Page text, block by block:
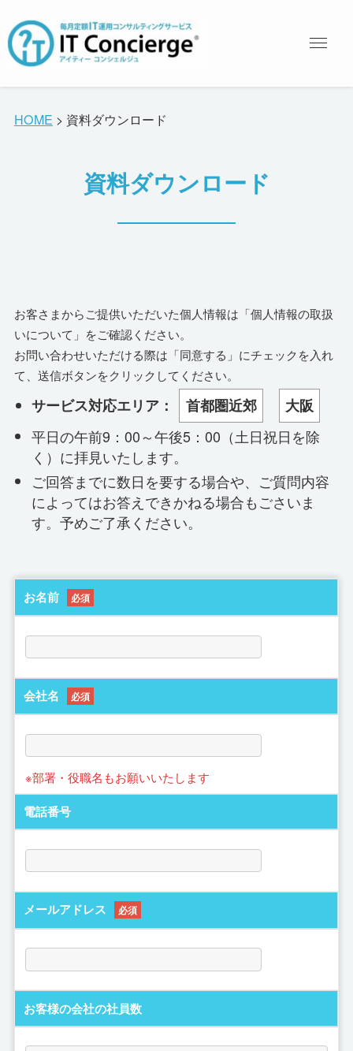
HOME > 資料ダウンロード
資料ダウンロード
お客さまからご提供いただいた個人情報は「個人情報の取扱
いについて」をご確認ください。
お問い合わせいただける際は「同意する」にチェックを入れ
て、送信ボタンをクリックしてください。
サービス対応エリア： 首都圏近郊
大阪
平日の午前9：00～午後5：00（土日祝日を除
く）に拝見いたします。
ご回答までに数日を要する場合や、ご質問内容
によってはお答えできかねる場合もごさいま
す。予めご了承ください。
お名前 必須
会社名 必須
※部署・役職名もお願いいたします
電話番号
メールアドレス 必須
お客様の会社の社員数